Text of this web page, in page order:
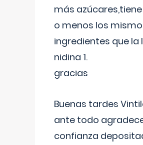
más
o menos los
ingredientes que la
nidina 1.
gracias
Buenas tardes
ante todo
confianza